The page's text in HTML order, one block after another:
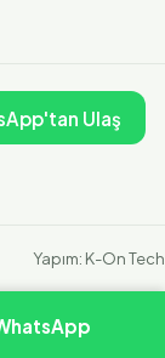
Ulaş
Yapım: K-On Tech